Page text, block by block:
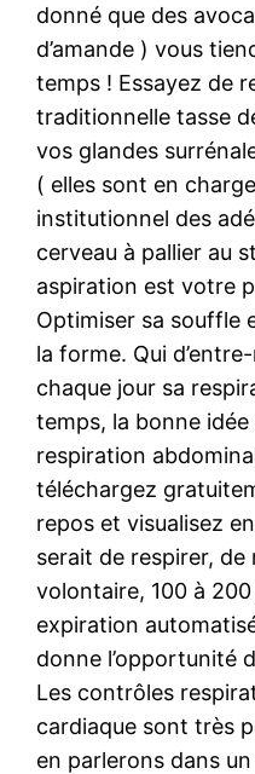
donné que des
d’amande ) vous
temps ! Essayez de
traditionnelle tasse
vos glandes
( elles sont en
institutionnel des
cerveau à pallier au
aspiration est votre
Optimiser sa souffle
la forme. Qui
chaque jour sa
temps, la bonne idée
respiration
téléchargez
repos et visualisez
serait de respirer,
volontaire, 100 à
expiration
donne l’opportunité
Les contrôles
cardiaque sont très
en parlerons dans